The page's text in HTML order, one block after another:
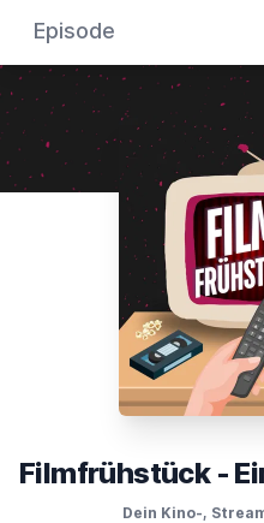
Episode
Dein Kino-,